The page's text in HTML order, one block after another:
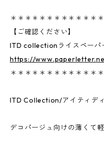
＊＊＊＊＊＊＊＊＊＊＊＊
【ご確認ください】
ITD collectionライスペーパ
https://
＊＊＊＊＊＊＊＊＊＊＊＊
ITD Collection/アイティデ
デコパージュ向けの薄くて